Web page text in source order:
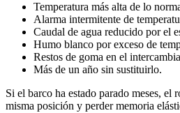
Temperatura más alta de lo
Alarma intermitente de
Caudal de agua reducido por el
Humo blanco por exceso de
Restos de goma en el
Más de un año sin sustituirlo.
Si el barco ha estado parado meses, el
misma posición y perder memoria